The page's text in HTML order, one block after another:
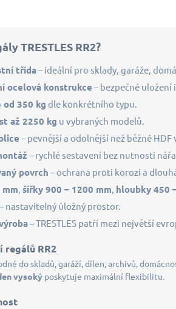
a
c
k
y
ý
p
u
TRESTLES RR2?
třída– ideální pro sklady, garáže,
ocelová konstrukce – bezpečné
od 350 kg dle konkrétního typu.
až 2250 kg u vybraných modelů.
– pevnější a odolnější než běžné HDF
– rychlé sestavení bez nutnosti
povrch – ochrana proti korozi a
, šířky 900 – 1200 mm, hloubky 450
– nastavitelný úložný prostor.
– TRESTLES patří mezi největší
regálů RR2
do skladů, garáží, dílen, archivů,
vysoký poskytuje maximální flexibilitu.